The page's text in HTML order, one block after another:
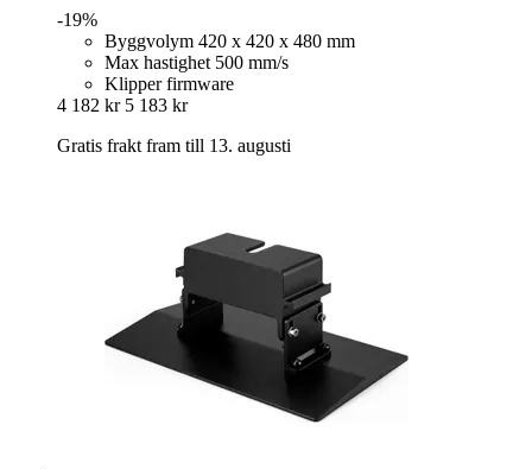
-19%
Byggvolym 420 x 420 x 480 mm
Max hastighet 500 mm/s
Klipper firmware
4 182 kr 5 183 kr
Gratis frakt fram till 13. augusti